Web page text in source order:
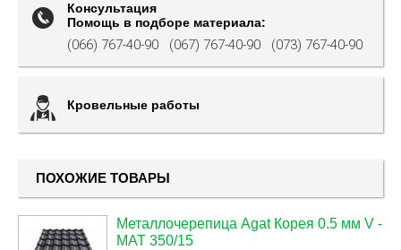
Консультация
Помощь в подборе материала:
(066) 767-40-90 (067) 767-40-90 (073) 767-40-90
Кровельные работы
ПОХОЖИЕ ТОВАРЫ
Металлочерепица Agat Корея 0.5 мм V -
MAT 350/15